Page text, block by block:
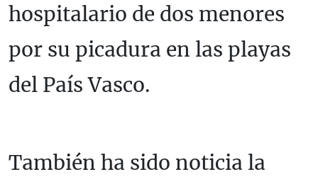
hospitalario de dos menores
por su picadura en las playas
del País Vasco.
También ha sido noticia la